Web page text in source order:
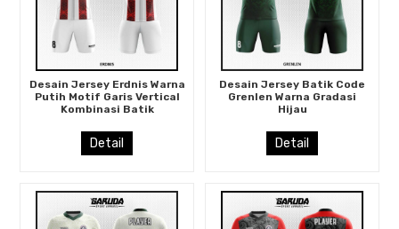
Desain Jersey Erdnis Warna
Putih Motif Garis Vertical
Kombinasi Batik
Detail
Desain Jersey Batik Code
Grenlen Warna Gradasi
Hijau
Detail